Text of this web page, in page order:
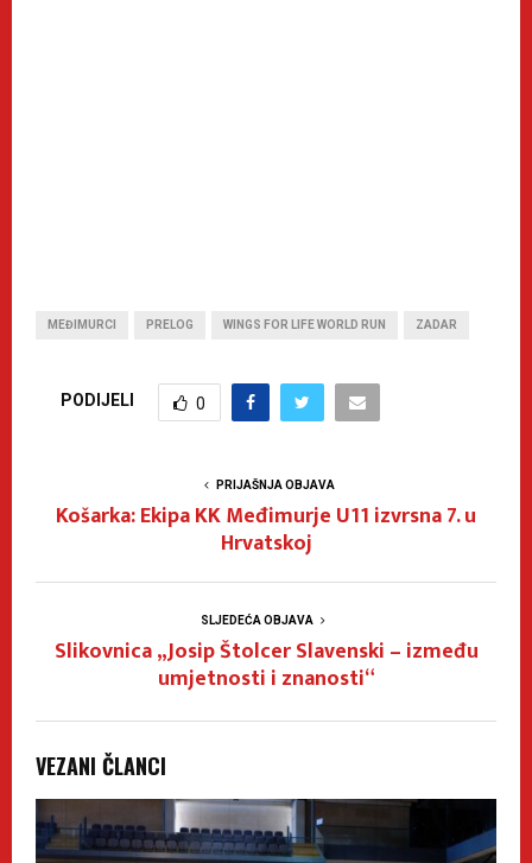
MEĐIMURCI PRELOG WINGS FOR LIFE WORLD RUN ZADAR
PODIJELI 0
PRIJAŠNJA OBJAVA
Košarka: Ekipa KK Međimurje U11 izvrsna 7. u
Hrvatskoj
SLJEDEĆA OBJAVA
Slikovnica „Josip Štolcer Slavenski – između
umjetnosti i znanosti“
VEZANI ČLANCI